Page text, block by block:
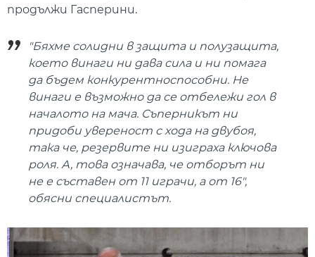
продължи Гасперини.
"Бяхме солидни в защита и полузащита,
което винаги ни дава сила и ни помага
да бъдем конкурентноспособни. Не
винаги е възможно да се отбележи гол в
началото на мача. Съперникът ни
придоби увереност с хода на двубоя,
така че, резервите ни изиграха ключова
роля. А, това означава, че отборът ни
не е съставен от 11 играчи, а от 16",
обясни специалистът.